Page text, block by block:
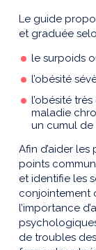
Le guide
et graduée
le surpoids
l’obésité
l’obésité
maladie
un cumul de
Afin d’aider
points
et identifie les
conjointement
l’importance
de troubles